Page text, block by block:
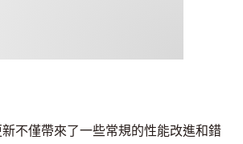
不僅帶來了一些常規的性能改進和錯